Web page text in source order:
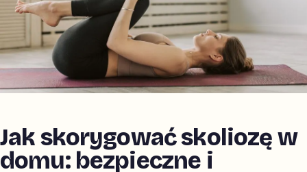
Jak skorygować skoliozę w
domu: bezpieczne i